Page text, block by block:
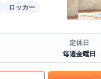
ロッカー
定休日
毎週金曜日